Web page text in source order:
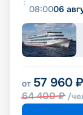
08:0006
от 57 960 ₽
64 400₽ /